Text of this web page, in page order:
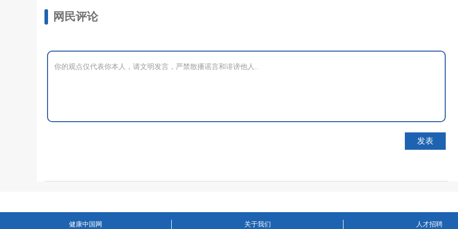
网民评论
健康中国网 关于我们 人才招聘